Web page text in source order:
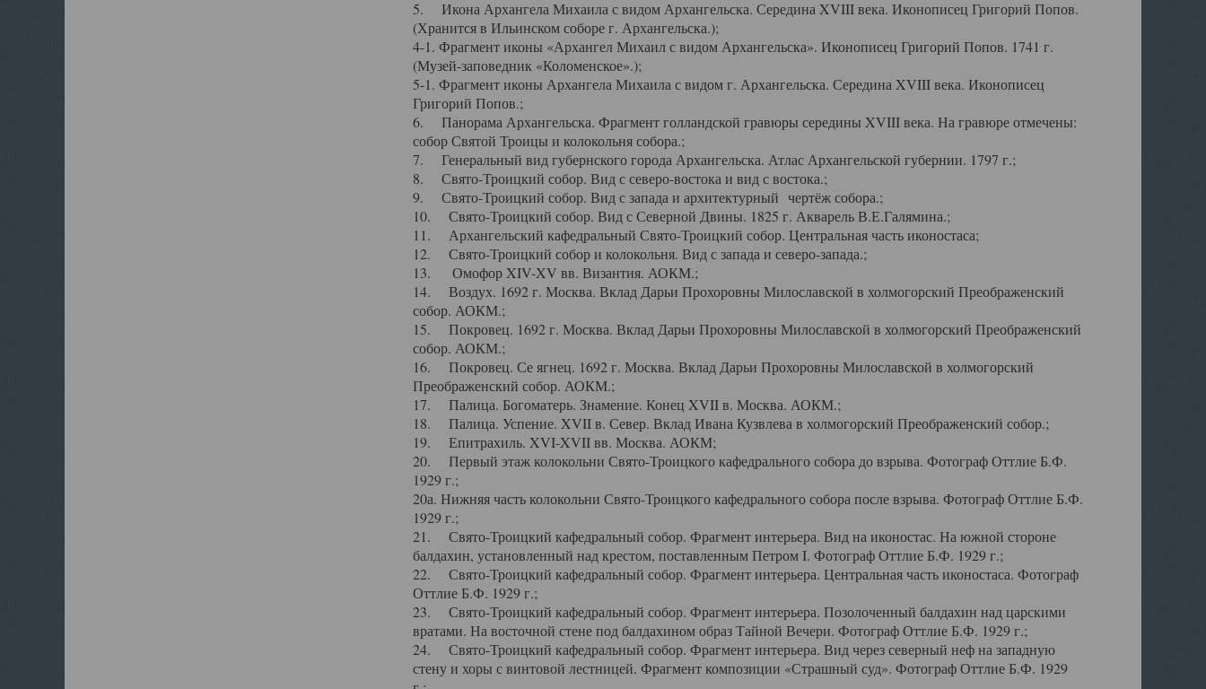
5. Икона Архангела Михаила с видом Архангельска. Середина XVIII века. Иконописец Григорий Попов.
(Хранится в Ильинском соборе г. Архангельска.);
4-1. Фрагмент иконы «Архангел Михаил с видом Архангельска». Иконописец Григорий Попов. 1741 г.
(Музей-заповедник «Коломенское».);
5-1. Фрагмент иконы Архангела Михаила с видом г. Архангельска. Середина XVIII века. Иконописец
Григорий Попов.;
6. Панорама Архангельска. Фрагмент голландской гравюры середины XVIII века. На гравюре отмечены:
собор Святой Троицы и колокольня собора.;
7. Генеральный вид губернского города Архангельска. Атлас Архангельской губернии. 1797 г.;
8. Свято-Троицкий собор. Вид с северо-востока и вид с востока.;
9. Свято-Троицкий собор. Вид с запада и архитектурный чертёж собора.;
10. Свято-Троицкий собор. Вид с Северной Двины. 1825 г. Акварель В.Е.Галямина.;
11. Архангельский кафедральный Свято-Троицкий собор. Центральная часть иконостаса;
12. Свято-Троицкий собор и колокольня. Вид с запада и северо-запада.;
13. Омофор XIV-XV вв. Византия. АОКМ.;
14. Воздух. 1692 г. Москва. Вклад Дарьи Прохоровны Милославской в холмогорский Преображенский
собор. АОКМ.;
15. Покровец. 1692 г. Москва. Вклад Дарьи Прохоровны Милославской в холмогорский Преображенский
собор. АОКМ.;
16. Покровец. Се ягнец. 1692 г. Москва. Вклад Дарьи Прохоровны Милославской в холмогорский
Преображенский собор. АОКМ.;
17. Палица. Богоматерь. Знамение. Конец XVII в. Москва. АОКМ.;
18. Палица. Успение. XVII в. Север. Вклад Ивана Кузвлева в холмогорский Преображенский собор.;
19. Епитрахиль. XVI-XVII вв. Москва. АОКМ;
20. Первый этаж колокольни Свято-Троицкого кафедрального собора до взрыва. Фотограф Оттлие Б.Ф.
1929 г.;
20а. Нижняя часть колокольни Свято-Троицкого кафедрального собора после взрыва. Фотограф Оттлие Б.Ф.
1929 г.;
21. Свято-Троицкий кафедральный собор. Фрагмент интерьера. Вид на иконостас. На южной стороне
балдахин, установленный над крестом, поставленным Петром I. Фотограф Оттлие Б.Ф. 1929 г.;
22. Свято-Троицкий кафедральный собор. Фрагмент интерьера. Центральная часть иконостаса. Фотограф
Оттлие Б.Ф. 1929 г.;
23. Свято-Троицкий кафедральный собор. Фрагмент интерьера. Позолоченный балдахин над царскими
вратами. На восточной стене под балдахином образ Тайной Вечери. Фотограф Оттлие Б.Ф. 1929 г.;
24. Свято-Троицкий кафедральный собор. Фрагмент интерьера. Вид через северный неф на западную
стену и хоры с винтовой лестницей. Фрагмент композиции «Страшный суд». Фотограф Оттлие Б.Ф. 1929